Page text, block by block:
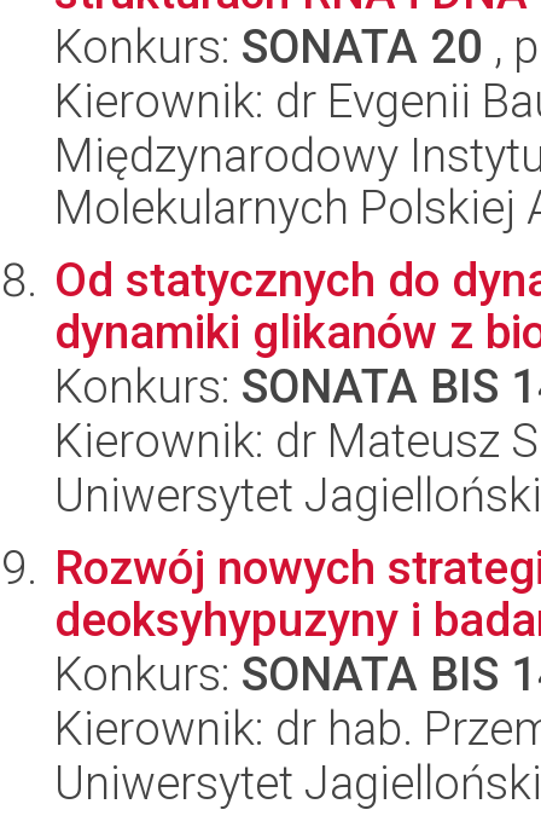
Konkurs: SONATA 20 ,
Kierownik: dr Evgenii
Międzynarodowy
Molekularnych Polskiej
Od statycznych do
dynamiki glikanów z
Konkurs: SONATA BIS
Kierownik: dr Mateusz
Uniwersytet Jagielloński
Rozwój nowych
deoksyhypuzyny i
Konkurs: SONATA BIS
Kierownik: dr hab.
Uniwersytet Jagielloński